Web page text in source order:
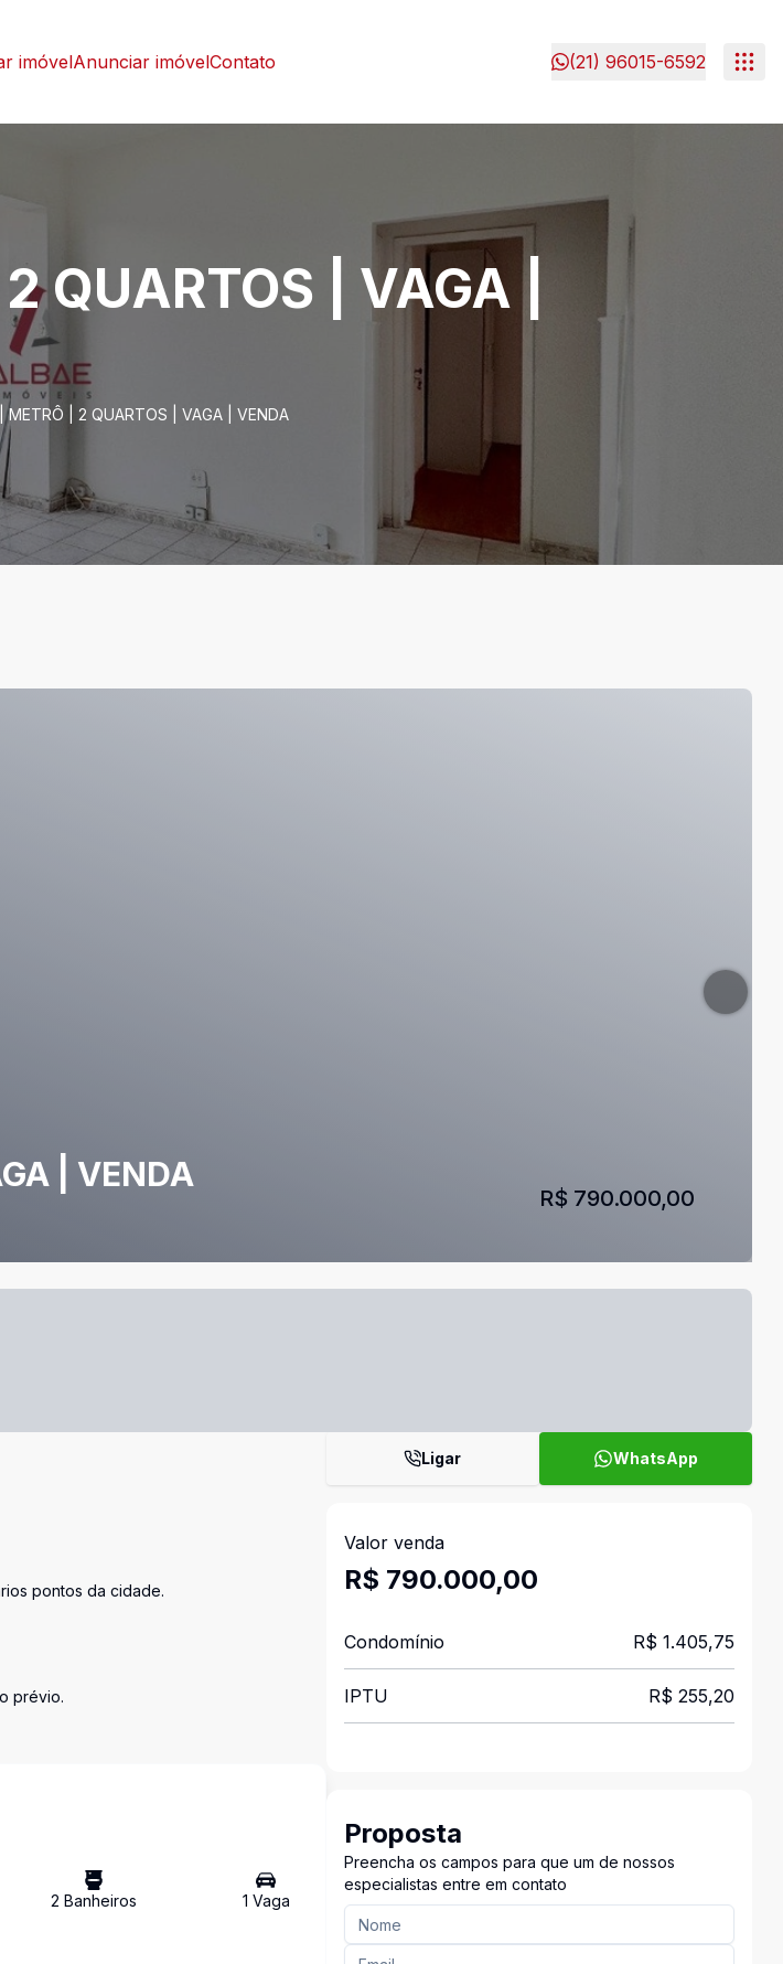
imóvelAnunciar imóvelContato (21) 96015-6592
QUARTOS | VAGA |
METRÔ | 2 QUARTOS | VAGA | VENDA
| VENDA
R$ 790.000,00
pontos da cidade.
prévio.
2 Banheiros 1 Vaga
Ligar WhatsApp
Valor venda
R$ 790.000,00
Condomínio R$ 1.405,75
IPTU R$ 255,20
Proposta
Preencha os campos para que um de nossos
especialistas entre em contato